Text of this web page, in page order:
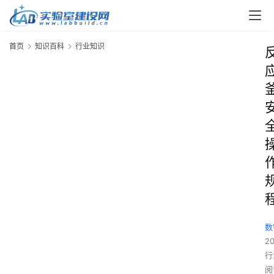
首页 知识百科 行业知识